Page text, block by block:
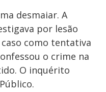
desmaiar. A
por lesão
como tentativa
o crime na
O inquérito